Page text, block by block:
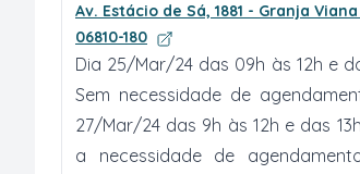
Av. Estácio de Sá, 1881 - Granja
06810-180
Dia 25/Mar/24 das 09h às 12h e
Sem necessidade de
27/Mar/24 das 9h às 12h e das
a necessidade de